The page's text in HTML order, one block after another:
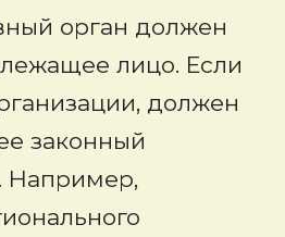
орган должен
лицо. Если
должен
законный
Например,